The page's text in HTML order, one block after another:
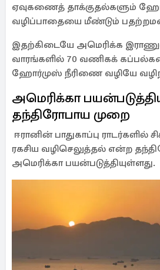
ஏவுகணைத் தாக்குதல்களும்
வழிப்பாதையை மீண்டும்
இதற்கிடையே அமெரிக்க
வாரங்களில் 70 வணிகக்
ஹோர்முஸ் நீரிணை வழியே
அமெரிக்கா
தந்திரோபாய முறை
ஈரானின் பாதுகாப்பு ராடர்களில்
ரகசிய வழிசெலுத்தல் என்ற
அமெரிக்கா பயன்படுத்தியுள்ளது.